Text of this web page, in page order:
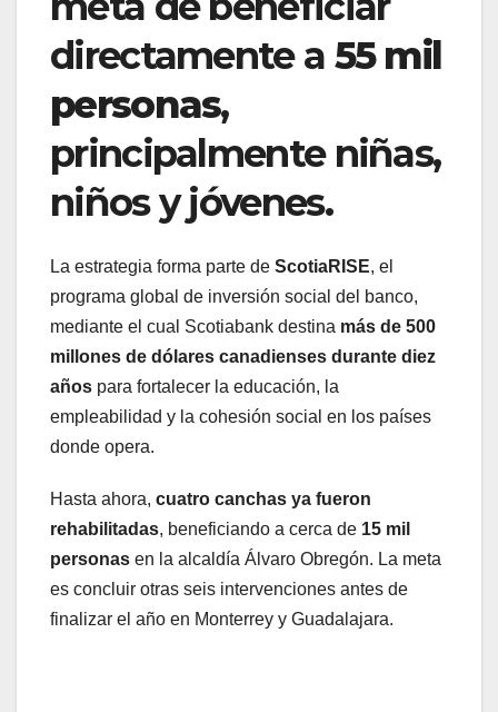
directamente a 55 mil
personas,
principalmente niñas,
niños y jóvenes.
La estrategia forma parte de ScotiaRISE, el
programa global de inversión social del banco,
mediante el cual Scotiabank destina más de 500
millones de dólares canadienses durante diez
años para fortalecer la educación, la
empleabilidad y la cohesión social en los países
donde opera.
Hasta ahora, cuatro canchas ya fueron
rehabilitadas, beneficiando a cerca de 15 mil
personas en la alcaldía Álvaro Obregón. La meta
es concluir otras seis intervenciones antes de
finalizar el año en Monterrey y Guadalajara.